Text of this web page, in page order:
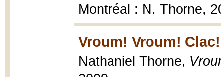
Montréal : N. Thorne,
Vroum! Vroum!
Nathaniel Thorne,